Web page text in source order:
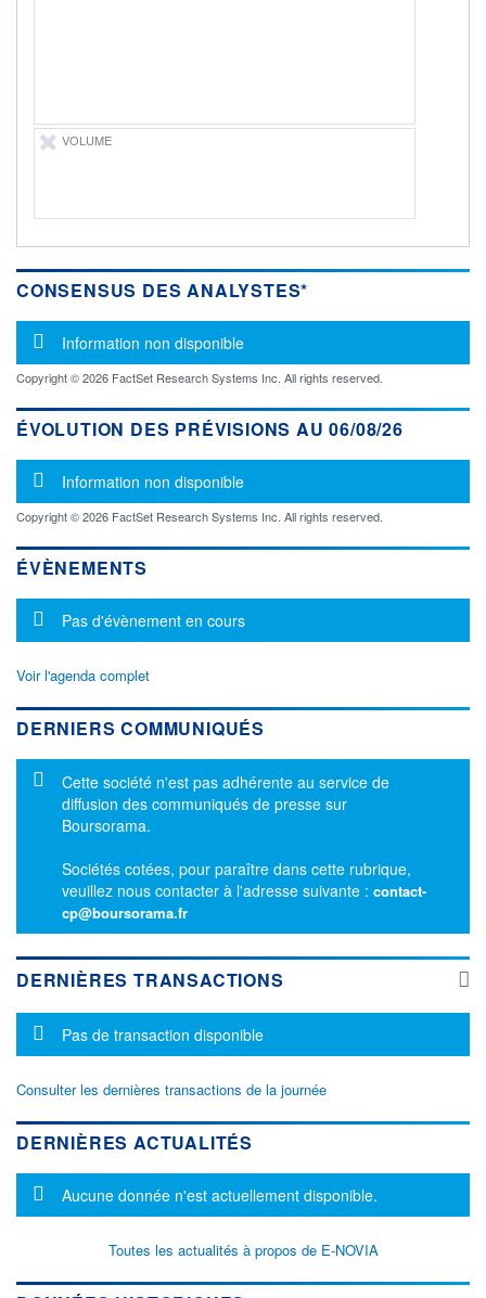
Boursobank
VOLUME
CONSENSUS DES ANALYSTES*
Message d'information
Information non disponible
Copyright © 2026 FactSet Research Systems Inc. All rights reserved.
ÉVOLUTION DES PRÉVISIONS AU 06/08/26
Message d'information
Information non disponible
Copyright © 2026 FactSet Research Systems Inc. All rights reserved.
ÉVÈNEMENTS
Message d'information
Pas d'évènement en cours
Voir l'agenda complet
DERNIERS COMMUNIQUÉS
Message d'information
Cette société n'est pas adhérente au service de
diffusion des communiqués de presse sur
Boursorama.
Sociétés cotées, pour paraître dans cette rubrique,
veuillez nous contacter à l'adresse suivante : contact-
cp@boursorama.fr
DERNIÈRES TRANSACTIONS
Message d'information
Pas de transaction disponible
Consulter les dernières transactions de la journée
DERNIÈRES ACTUALITÉS
Message d'information
Aucune donnée n'est actuellement disponible.
Toutes les actualités à propos de E-NOVIA